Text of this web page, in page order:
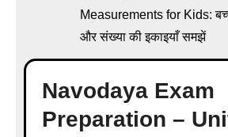
Measurements for Kids:
और संख्या की इकाइयाँ समझें
Navodaya Exam
Preparation –